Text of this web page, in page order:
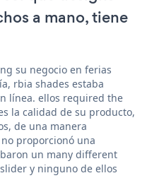
a mano, tiene
su negocio en ferias
rbia shades estaba
línea. ellos required the
la calidad de su producto,
de una manera
proporcionó una
un many different
y ninguno de ellos